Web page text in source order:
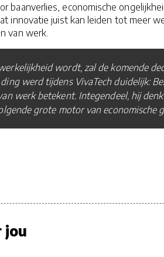
baanverlies, economische
innovatie juist kan leiden tot meer
van werk.
wordt, zal de komende
werd tijdens VivaTech duidelijk:
werk betekent. Integendeel, hij
grote motor van economische
jou